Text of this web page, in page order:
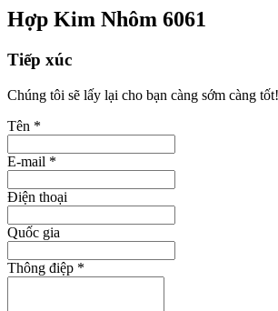
Hợp Kim Nhôm 6061
Tiếp xúc
Chúng tôi sẽ lấy lại cho bạn càng sớm càng tốt!
Tên *
E-mail *
Điện thoại
Quốc gia
Thông điệp *